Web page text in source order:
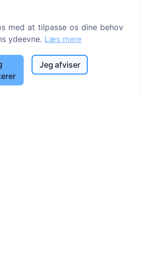
Privatlivspolitik
Betalingspolitik
Cookieindstillinger
med at tilpasse os dine behov
ydeevne. Læs mere
Jeg afviser